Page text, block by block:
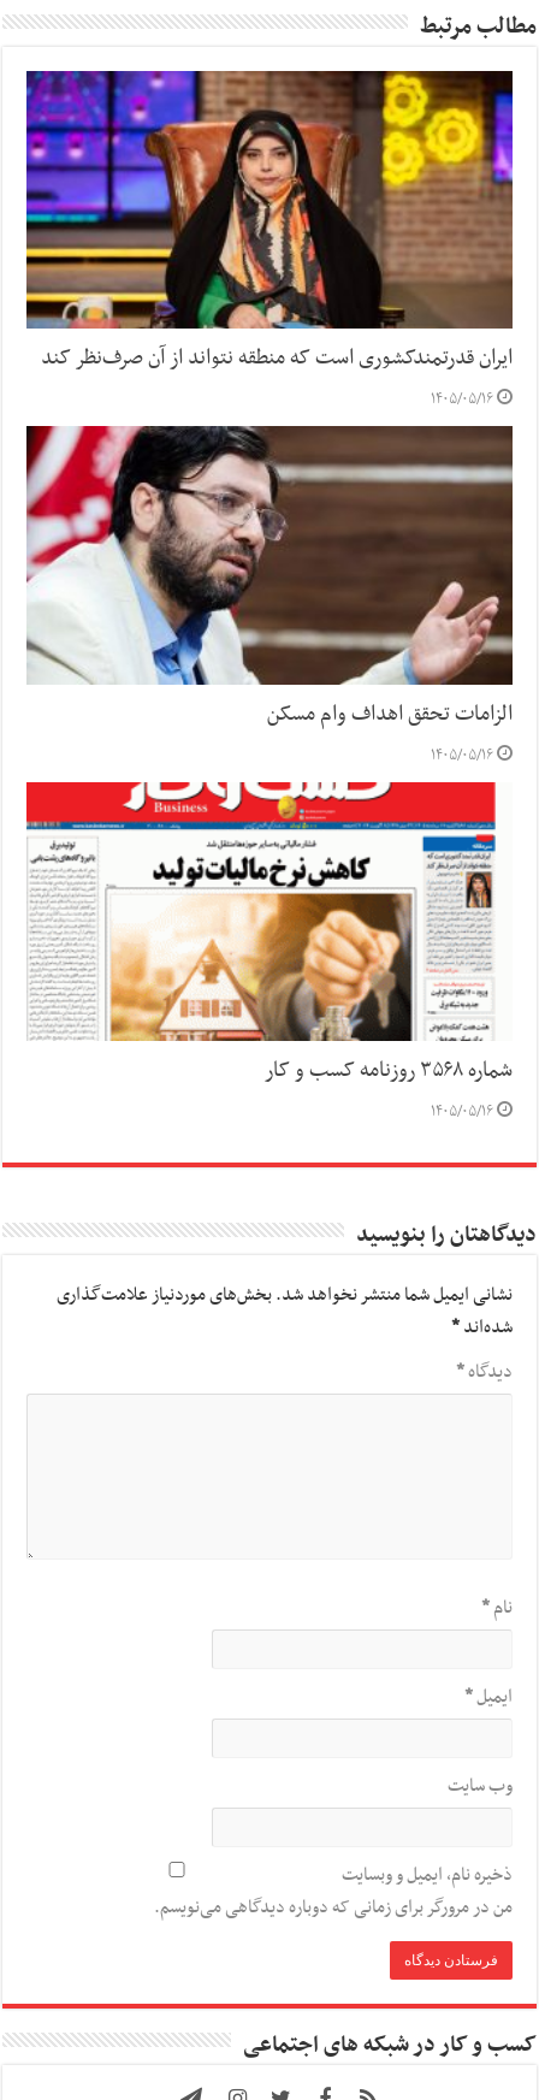
مطالب مرتبط
ایران قدرتمندکشوری است که منطقه نتواند از آن صرف‌نظر کند
۱۴۰۵/۰۵/۱۶
الزامات تحقق اهداف وام مسکن
۱۴۰۵/۰۵/۱۶
شماره ۳۵۶۸ روزنامه کسب و کار
۱۴۰۵/۰۵/۱۶
دیدگاهتان را بنویسید
نشانی ایمیل شما منتشر نخواهد شد.بخش‌های موردنیاز علامت‌گذاری
شده‌اند*
دیدگاه*
نام*
ایمیل*
وب‌ سایت
ذخیره نام، ایمیل و وبسایت
من در مرورگر برای زمانی که دوباره دیدگاهی می‌نویسم.
کسب و کار در شبکه های اجتماعی